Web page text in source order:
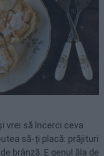
vrei să încerci ceva
să-ți placă: prăjituri
brânză. E genul ăla de